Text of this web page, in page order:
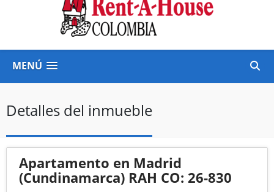
MENÚ
Detalles del inmueble
Apartamento en Madrid
(Cundinamarca) RAH CO: 26-830